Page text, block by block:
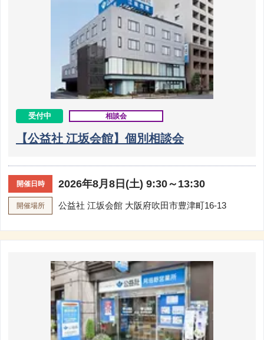
受付中 相談会
【公益社 江坂会館】個別相談会
開催日時 2026年8月8日(土) 9:30～13:30
開催場所 公益社 江坂会館 大阪府吹田市豊津町16-13